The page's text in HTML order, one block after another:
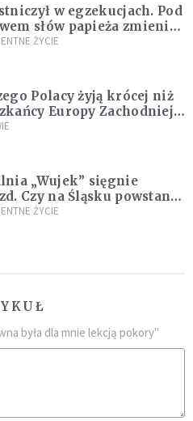
w egzekucjach. Pod
słów papieża zmienił
ŻYCIE
Polacy żyją krócej niż
Europy Zachodniej?
wskazuje główne
„Wujek” sięgnie
Czy na Śląsku powstanie
Krzemowa”?
ŻYCIE
była dla mnie lekcją pokory"